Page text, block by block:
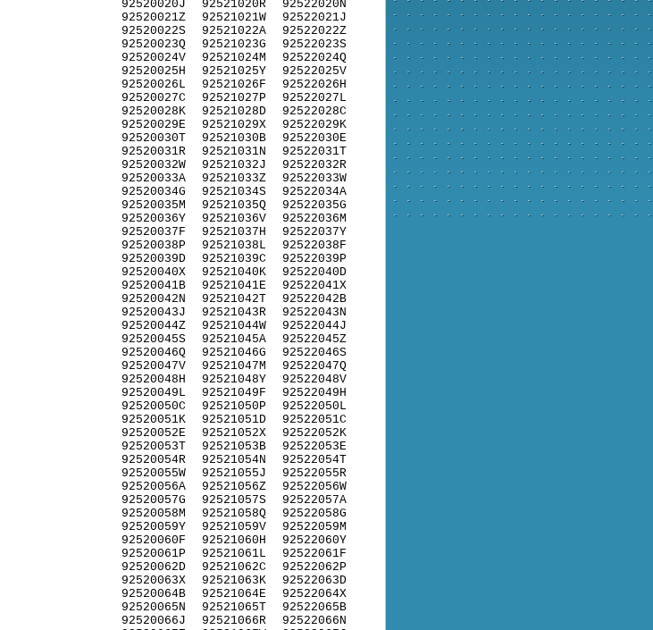
92520020J
92520021Z
92520022S
92520023Q
92520024V
92520025H
92520026L
92520027C
92520028K
92520029E
92520030T
92520031R
92520032W
92520033A
92520034G
92520035M
92520036Y
92520037F
92520038P
92520039D
92520040X
92520041B
92520042N
92520043J
92520044Z
92520045S
92520046Q
92520047V
92520048H
92520049L
92520050C
92520051K
92520052E
92520053T
92520054R
92520055W
92520056A
92520057G
92520058M
92520059Y
92520060F
92520061P
92520062D
92520063X
92520064B
92520065N
92520066J
92521020R
92521021W
92521022A
92521023G
92521024M
92521025Y
92521026F
92521027P
92521028D
92521029X
92521030B
92521031N
92521032J
92521033Z
92521034S
92521035Q
92521036V
92521037H
92521038L
92521039C
92521040K
92521041E
92521042T
92521043R
92521044W
92521045A
92521046G
92521047M
92521048Y
92521049F
92521050P
92521051D
92521052X
92521053B
92521054N
92521055J
92521056Z
92521057S
92521058Q
92521059V
92521060H
92521061L
92521062C
92521063K
92521064E
92521065T
92521066R
92522020N
92522021J
92522022Z
92522023S
92522024Q
92522025V
92522026H
92522027L
92522028C
92522029K
92522030E
92522031T
92522032R
92522033W
92522034A
92522035G
92522036M
92522037Y
92522038F
92522039P
92522040D
92522041X
92522042B
92522043N
92522044J
92522045Z
92522046S
92522047Q
92522048V
92522049H
92522050L
92522051C
92522052K
92522053E
92522054T
92522055R
92522056W
92522057A
92522058G
92522059M
92522060Y
92522061F
92522062P
92522063D
92522064X
92522065B
92522066N